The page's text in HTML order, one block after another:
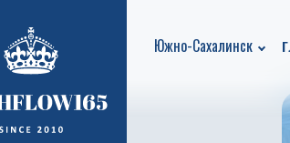
Южно-Сахалинск